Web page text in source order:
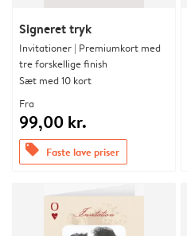
Signeret tryk
Invitationer | Premiumkort med
tre forskellige finish
Sæt med 10 kort
Fra
99,00 kr.
offers Faste lave priser